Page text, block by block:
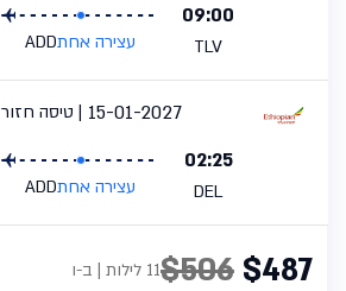
09:00
TLV עצירה אחתADD
טיסה חזור
15-01-2027
02:25
DEL עצירה אחתADD
$487
$50611 לילות | ב-ו